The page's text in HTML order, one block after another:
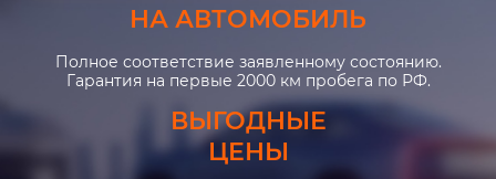
НА АВТОМОБИЛЬ
Полное соответствие заявленному состоянию.
Гарантия на первые 2000 км пробега по РФ.
ВЫГОДНЫЕ
ЦЕНЫ